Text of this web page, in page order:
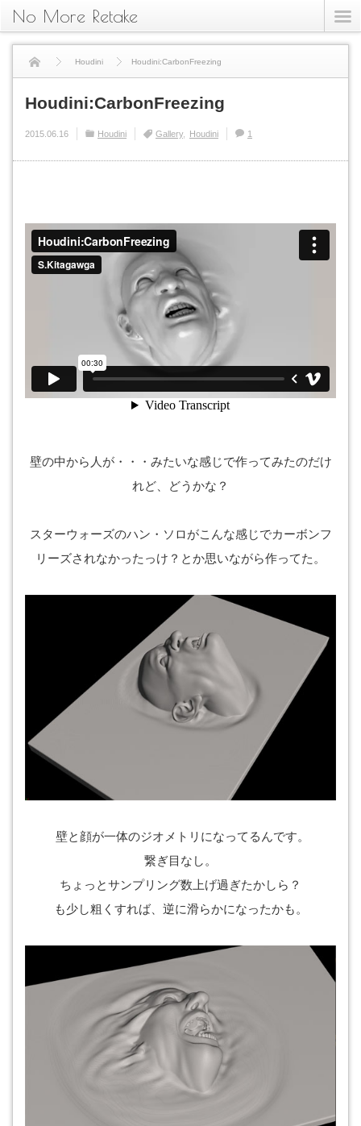
No More Retake
Houdini Houdini:CarbonFreezing
Houdini:CarbonFreezing
2015.06.16 Houdini Gallery Houdini 1
壁の中から人が・・・みたいな感じで作ってみたのだけ
れど、どうかな？
スターウォーズのハン・ソロがこんな感じでカーボンフ
リーズされなかったっけ？とか思いながら作ってた。
壁と顔が一体のジオメトリになってるんです。
繋ぎ目なし。
ちょっとサンプリング数上げ過ぎたかしら？
も少し粗くすれば、逆に滑らかになったかも。